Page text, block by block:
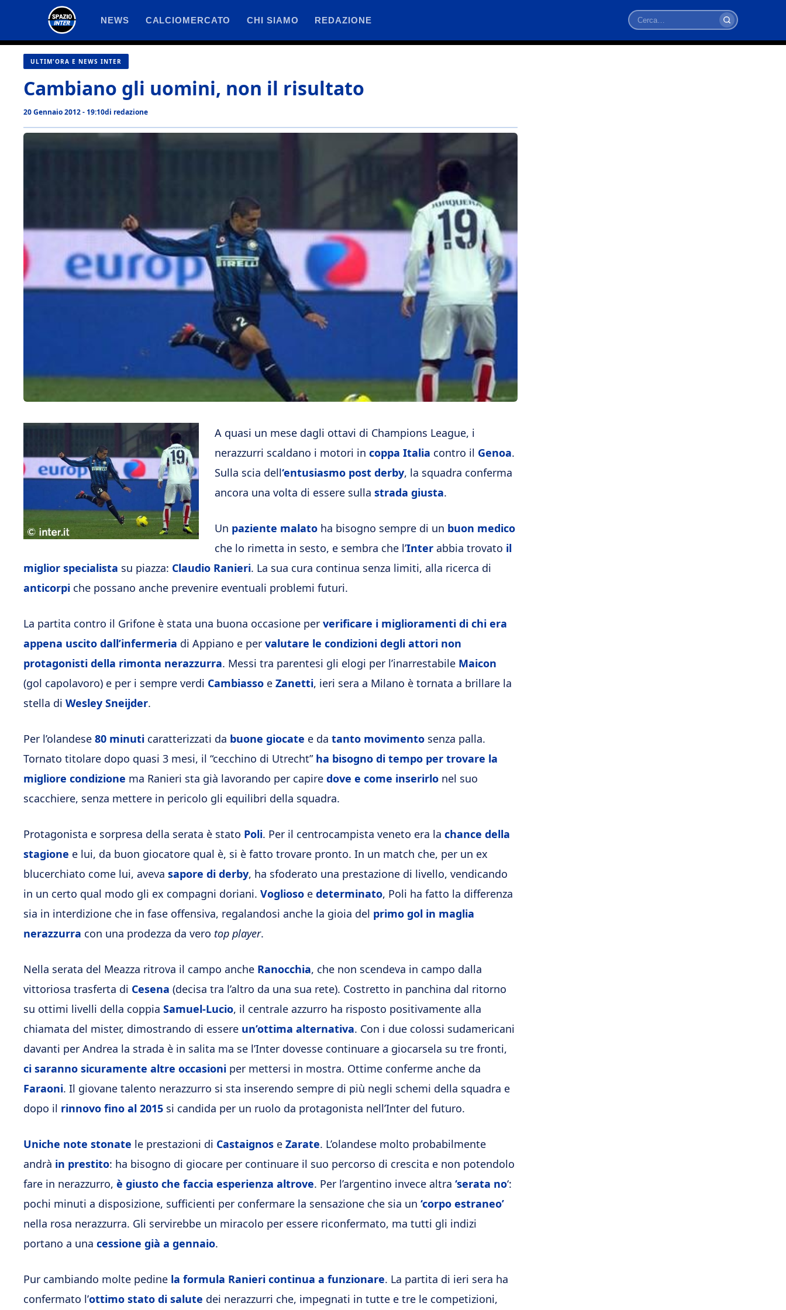
contenuto
NEWS CALCIOMERCATO CHI SIAMO REDAZIONE
Cerca
ULTIM'ORA E NEWS INTER
Cambiano gli uomini, non il risultato
20 Gennaio 2012 - 19:10di redazione
A quasi un mese dagli ottavi di Champions League, i
nerazzurri scaldano i motori in coppa Italia contro il Genoa.
Sulla scia dell‘entusiasmo post derby, la squadra conferma
ancora una volta di essere sulla strada giusta.
Un paziente malato ha bisogno sempre di un buon medico
che lo rimetta in sesto, e sembra che l’Inter abbia trovato il
miglior specialista su piazza: Claudio Ranieri. La sua cura continua senza limiti, alla ricerca di
anticorpi che possano anche prevenire eventuali problemi futuri.
La partita contro il Grifone è stata una buona occasione per verificare i miglioramenti di chi era
appena uscito dall’infermeria di Appiano e per valutare le condizioni degli attori non
protagonisti della rimonta nerazzurra. Messi tra parentesi gli elogi per l’inarrestabile Maicon
(gol capolavoro) e per i sempre verdi Cambiasso e Zanetti, ieri sera a Milano è tornata a brillare la
stella di Wesley Sneijder.
Per l’olandese 80 minuti caratterizzati da buone giocate e da tanto movimento senza palla.
Tornato titolare dopo quasi 3 mesi, il “cecchino di Utrecht” ha bisogno di tempo per trovare la
migliore condizione ma Ranieri sta già lavorando per capire dove e come inserirlo nel suo
scacchiere, senza mettere in pericolo gli equilibri della squadra.
Protagonista e sorpresa della serata è stato Poli. Per il centrocampista veneto era la chance della
stagione e lui, da buon giocatore qual è, si è fatto trovare pronto. In un match che, per un ex
blucerchiato come lui, aveva sapore di derby, ha sfoderato una prestazione di livello, vendicando
in un certo qual modo gli ex compagni doriani. Voglioso e determinato, Poli ha fatto la differenza
sia in interdizione che in fase offensiva, regalandosi anche la gioia del primo gol in maglia
nerazzurra con una prodezza da vero top player.
Nella serata del Meazza ritrova il campo anche Ranocchia, che non scendeva in campo dalla
vittoriosa trasferta di Cesena (decisa tra l’altro da una sua rete). Costretto in panchina dal ritorno
su ottimi livelli della coppia Samuel-Lucio, il centrale azzurro ha risposto positivamente alla
chiamata del mister, dimostrando di essere un’ottima alternativa. Con i due colossi sudamericani
davanti per Andrea la strada è in salita ma se l’Inter dovesse continuare a giocarsela su tre fronti,
ci saranno sicuramente altre occasioni per mettersi in mostra. Ottime conferme anche da
Faraoni. Il giovane talento nerazzurro si sta inserendo sempre di più negli schemi della squadra e
dopo il rinnovo fino al 2015 si candida per un ruolo da protagonista nell’Inter del futuro.
Uniche note stonate le prestazioni di Castaignos e Zarate. L’olandese molto probabilmente
andrà in prestito: ha bisogno di giocare per continuare il suo percorso di crescita e non potendolo
fare in nerazzurro, è giusto che faccia esperienza altrove. Per l’argentino invece altra ‘serata no‘:
pochi minuti a disposizione, sufficienti per confermare la sensazione che sia un ‘corpo estraneo’
nella rosa nerazzurra. Gli servirebbe un miracolo per essere riconfermato, ma tutti gli indizi
portano a una cessione già a gennaio.
Pur cambiando molte pedine la formula Ranieri continua a funzionare. La partita di ieri sera ha
confermato l’ottimo stato di salute dei nerazzurri che, impegnati in tutte e tre le competizioni,